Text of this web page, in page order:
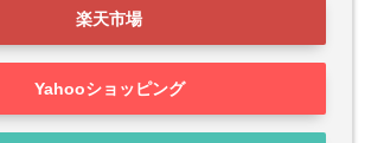
楽天市場
Yahooショッピング